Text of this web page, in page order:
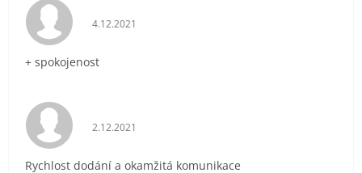
Hodnocení obchodu je 5 z 5 hvězdiček.
4.12.2021
+ spokojenost
Hodnocení obchodu je 5 z 5 hvězdiček.
2.12.2021
Rychlost dodání a okamžitá komunikace